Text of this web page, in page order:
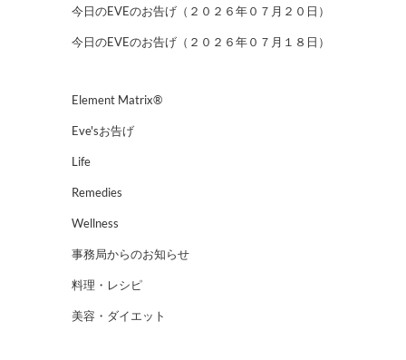
今日のEVEのお告げ（２０２６年０７月２０日）
今日のEVEのお告げ（２０２６年０７月１８日）
Element Matrix®
Eve'sお告げ
Life
Remedies
Wellness
事務局からのお知らせ
料理・レシピ
美容・ダイエット